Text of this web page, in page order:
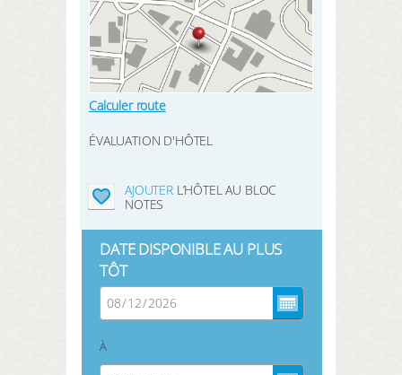
Calculer route
ÉVALUATION D'HÔTEL
AJOUTERL’HÔTEL AU BLOC
NOTES
DATE DISPONIBLE AU PLUS
TÔT
À